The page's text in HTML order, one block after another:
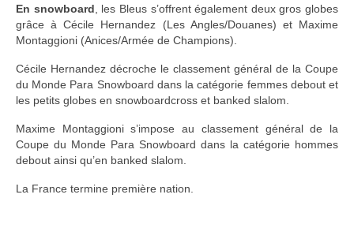
En snowboard , les Bleus s’offrent également deux gros globes
grâce à Cécile Hernandez (Les Angles/Douanes) et Maxime
Montaggioni (Anices/Armée de Champions).
Cécile Hernandez décroche le classement général de la Coupe
du Monde Para Snowboard dans la catégorie femmes debout et
les petits globes en snowboardcross et banked slalom.
Maxime Montaggioni s’impose au classement général de la
Coupe du Monde Para Snowboard dans la catégorie hommes
debout ainsi qu’en banked slalom.
La France termine première nation.